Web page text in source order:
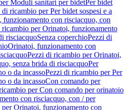
Moduli sanitari per bidetPer bidet
di ricambio per Per bidet sospesi e a
funzionamento con risciacquo, con
ricambio per Orinatoi, funzionamento
risciacquoSenza coperchioPezzi di
Orinatoi, funzionamento con
Pezzi di ricambio per Orinatoi,
senza brida di risciacquoPer
o da incassoPezzi di ricambio per Per
o da incassoCon comando per
per Con comando per orinatoio
con risciacquo, con / per
Orinatoi, funzionamento con